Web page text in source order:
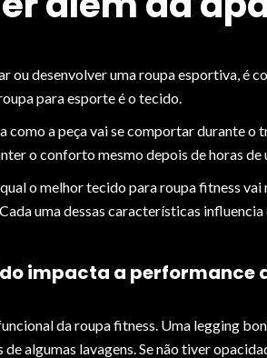
ou desenvolver uma roupa esportiva, é
para esporte é o tecido.
como a peça vai se comportar durante
o conforto mesmo depois de horas de
o melhor tecido para roupa fitness
uma dessas características influencia
impacta a performance
da roupa fitness. Uma legging
de algumas lavagens. Se não tiver